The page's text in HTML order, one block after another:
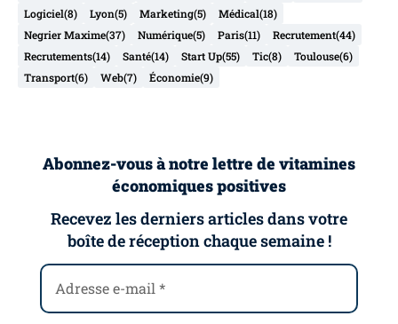
Logiciel(8) Lyon(5) Marketing(5) Médical(18)
Negrier Maxime(37) Numérique(5) Paris(11) Recrutement(44)
Recrutements(14) Santé(14) Start Up(55) Tic(8) Toulouse(6)
Transport(6) Web(7) Économie(9)
Abonnez-vous à notre lettre de vitamines
économiques positives
Recevez les derniers articles dans votre
boîte de réception chaque semaine !